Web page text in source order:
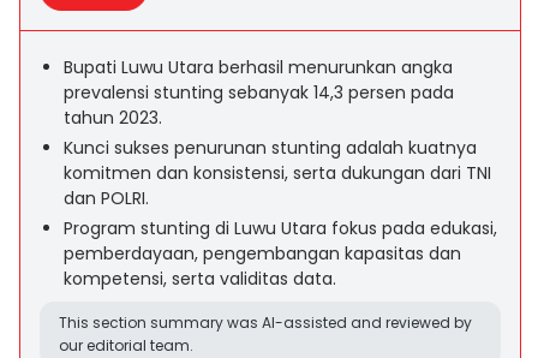
Bupati Luwu Utara berhasil menurunkan angka
prevalensi stunting sebanyak 14,3 persen pada
tahun 2023.
Kunci sukses penurunan stunting adalah kuatnya
komitmen dan konsistensi, serta dukungan dari TNI
dan POLRI.
Program stunting di Luwu Utara fokus pada edukasi,
pemberdayaan, pengembangan kapasitas dan
kompetensi, serta validitas data.
This section summary was AI-assisted and reviewed by
our editorial team.